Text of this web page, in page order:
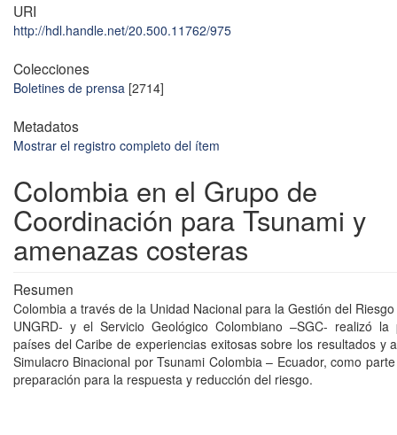
URI
http://hdl.handle.net/20.500.11762/975
Colecciones
Boletines de prensa [2714]
Metadatos
Mostrar el registro completo del ítem
Colombia en el Grupo de
Coordinación para Tsunami y
amenazas costeras
Resumen
Colombia a través de la Unidad Nacional para la Gestión del
UNGRD- y el Servicio Geológico Colombiano –SGC- realizó la
países del Caribe de experiencias exitosas sobre los resultados y
Simulacro Binacional por Tsunami Colombia – Ecuador, como
preparación para la respuesta y reducción del riesgo.